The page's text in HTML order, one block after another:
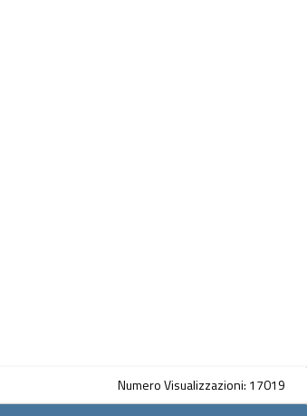
Numero Visualizzazioni: 17019